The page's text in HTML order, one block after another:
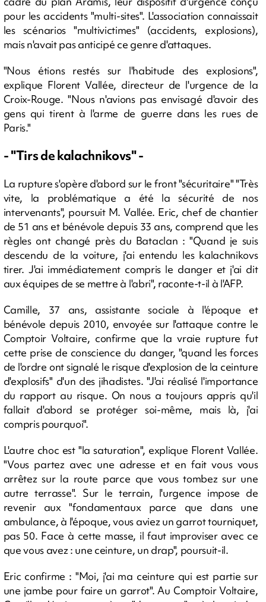
pour les accidents "multi-sites". L'association connaissait
les scénarios "multivictimes" (accidents, explosions),
mais n'avait pas anticipé ce genre d'attaques.
"Nous étions restés sur l'habitude des explosions",
explique Florent Vallée, directeur de l'urgence de la
Croix-Rouge. "Nous n'avions pas envisagé d'avoir des
gens qui tirent à l'arme de guerre dans les rues de
Paris."
- "Tirs de kalachnikovs" -
La rupture s'opère d'abord sur le front "sécuritaire" "Très
vite, la problématique a été la sécurité de nos
intervenants", poursuit M. Vallée. Eric, chef de chantier
de 51 ans et bénévole depuis 33 ans, comprend que les
règles ont changé près du Bataclan : "Quand je suis
descendu de la voiture, j'ai entendu les kalachnikovs
tirer. J'ai immédiatement compris le danger et j'ai dit
aux équipes de se mettre à l'abri", raconte-t-il à l'AFP.
Camille, 37 ans, assistante sociale à l'époque et
bénévole depuis 2010, envoyée sur l'attaque contre le
Comptoir Voltaire, confirme que la vraie rupture fut
cette prise de conscience du danger, "quand les forces
de l'ordre ont signalé le risque d'explosion de la ceinture
d'explosifs" d'un des jihadistes. "J'ai réalisé l'importance
du rapport au risque. On nous a toujours appris qu'il
fallait d'abord se protéger soi-même, mais là, j'ai
compris pourquoi".
L'autre choc est "la saturation", explique Florent Vallée.
"Vous partez avec une adresse et en fait vous vous
arrêtez sur la route parce que vous tombez sur une
autre terrasse". Sur le terrain, l'urgence impose de
revenir aux "fondamentaux parce que dans une
ambulance, à l'époque, vous aviez un garrot tourniquet,
pas 50. Face à cette masse, il faut improviser avec ce
que vous avez : une ceinture, un drap", poursuit-il.
Eric confirme : "Moi, j'ai ma ceinture qui est partie sur
une jambe pour faire un garrot". Au Comptoir Voltaire,